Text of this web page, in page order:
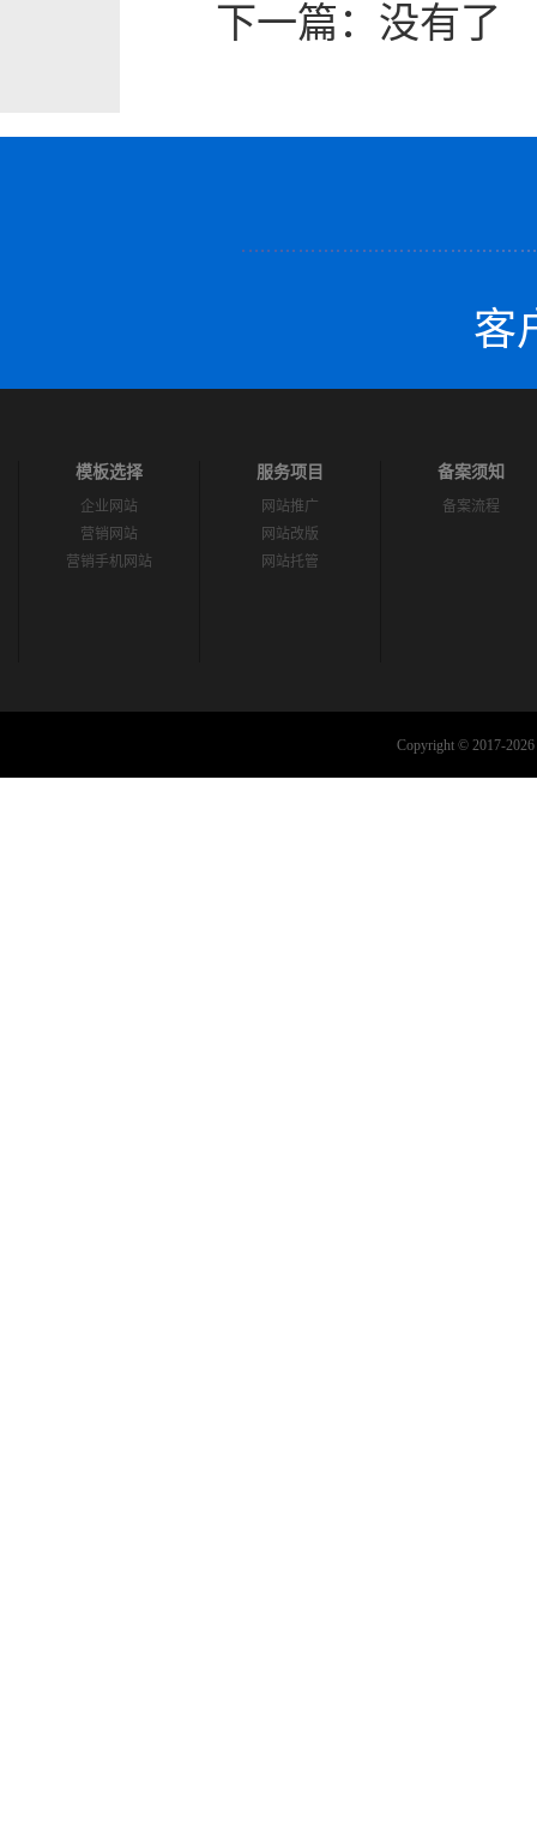
下一篇： 没有了
客
模板选择
企业网站
营销网站
营销手机网站
服务项目
网站推广
网站改版
网站托管
备案须知
备案流程
Copyright © 2017-2026